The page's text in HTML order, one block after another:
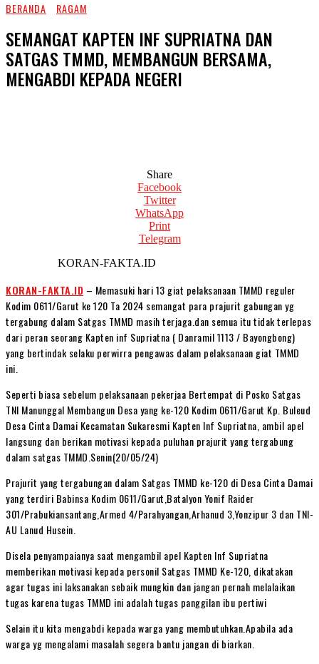
BERANDA RAGAM
SEMANGAT KAPTEN INF SUPRIATNA DAN
SATGAS TMMD, MEMBANGUN BERSAMA,
MENGABDI KEPADA NEGERI
Share
Facebook
Twitter
WhatsApp
Print
Telegram
KORAN-FAKTA.ID
KORAN-FAKTA.ID – Memasuki hari 13 giat pelaksanaan TMMD reguler
Kodim 0611/Garut ke 120 Ta 2024 semangat para prajurit gabungan yg
tergabung dalam Satgas TMMD masih terjaga.dan semua itu tidak terlepas
dari peran seorang Kapten inf Supriatna ( Danramil 1113 / Bayongbong)
yang bertindak selaku perwirra pengawas dalam pelaksanaan giat TMMD
ini.
Seperti biasa sebelum pelaksanaan pekerjaa Bertempat di Posko Satgas
TNI Manunggal Membangun Desa yang ke-120 Kodim 0611/Garut Kp. Buleud
Desa Cinta Damai Kecamatan Sukaresmi Kapten Inf Supriatna, ambil apel
langsung dan berikan motivasi kepada puluhan prajurit yang tergabung
dalam satgas TMMD.Senin(20/05/24)
Prajurit yang tergabungan dalam Satgas TMMD ke-120 di Desa Cinta Damai
yang terdiri Babinsa Kodim 0611/Garut,Batalyon Yonif Raider
301/Prabukiansantang,Armed 4/Parahyangan,Arhanud 3,Yonzipur 3 dan TNI-
AU Lanud Husein.
Disela penyampaianya saat mengambil apel Kapten Inf Supriatna
memberikan motivasi kepada personil Satgas TMMD Ke-120, dikatakan
agar tugas ini laksanakan sebaik mungkin dan jangan pernah melalaikan
tugas karena tugas TMMD ini adalah tugas panggilan ibu pertiwi
Selain itu kita mengabdi kepada warga yang membutuhkan.Apabila ada
warga yg mengalami masalah segera bantu jangan di biarkan.